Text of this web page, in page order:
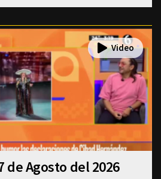
de Agosto del 2026